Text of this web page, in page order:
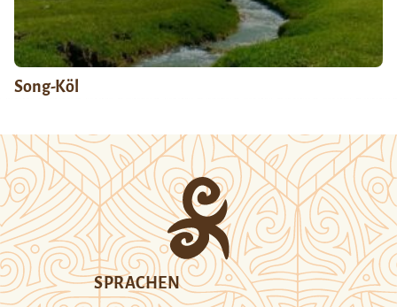
Song-Köl
SPRACHEN